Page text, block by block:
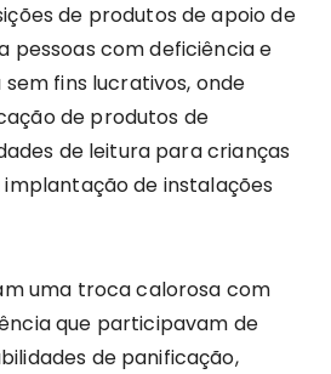
de produtos de apoio de
pessoas com deficiência e
fins lucrativos, onde
de produtos de
de leitura para crianças
de instalações
uma troca calorosa com
que participavam de
de panificação,